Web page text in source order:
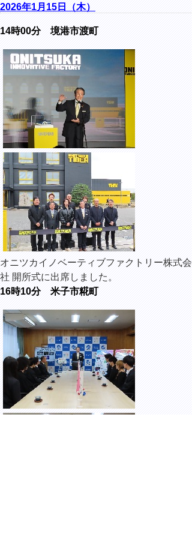
2026年1月15日（木）
14時00分 境港市渡町
オニツカイノベーティブファクトリー株式会
社 開所式に出席しました。
16時10分 米子市糀町